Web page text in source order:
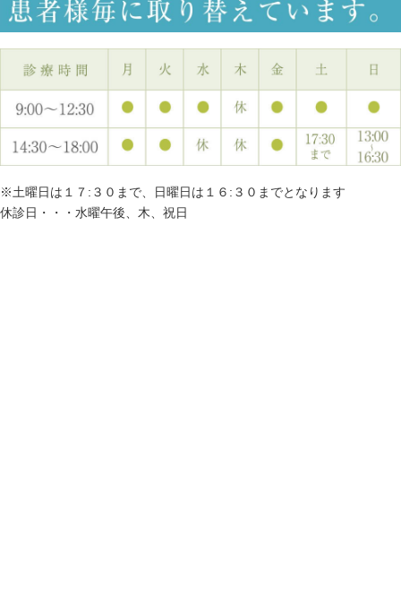
※土曜日は１７:３０まで、日曜日は１６:３０までとなります
休診日・・・水曜午後、木、祝日